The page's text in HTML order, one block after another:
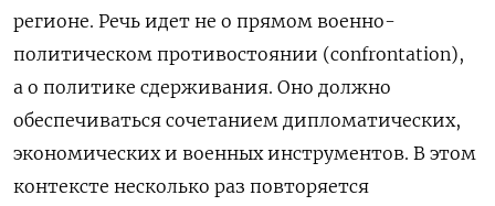
регионе. Речь идет не о прямом военно-
политическом противостоянии (confrontation),
а о политике сдерживания. Оно должно
обеспечиваться сочетанием дипломатических,
экономических и военных инструментов. В этом
контексте несколько раз повторяется